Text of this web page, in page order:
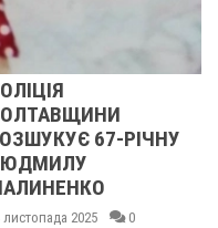
ОБЛАСТІ
РІЧНУ ЗОЮ
14 листопада 2025